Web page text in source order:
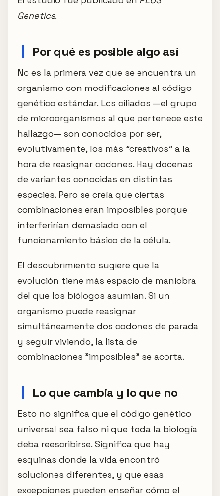
Genetics.
Por qué es posible algo así
No es la primera vez que se encuentra un
organismo con modificaciones al código
genético estándar. Los ciliados —el grupo
de microorganismos al que pertenece este
hallazgo— son conocidos por ser,
evolutivamente, los más "creativos" a la
hora de reasignar codones. Hay docenas
de variantes conocidas en distintas
especies. Pero se creía que ciertas
combinaciones eran imposibles porque
interferirían demasiado con el
funcionamiento básico de la célula.
El descubrimiento sugiere que la
evolución tiene más espacio de maniobra
del que los biólogos asumían. Si un
organismo puede reasignar
simultáneamente dos codones de parada
y seguir viviendo, la lista de
combinaciones "imposibles" se acorta.
Lo que cambia y lo que no
Esto no significa que el código genético
universal sea falso ni que toda la biología
deba reescribirse. Significa que hay
esquinas donde la vida encontró
soluciones diferentes, y que esas
excepciones pueden enseñar cómo el